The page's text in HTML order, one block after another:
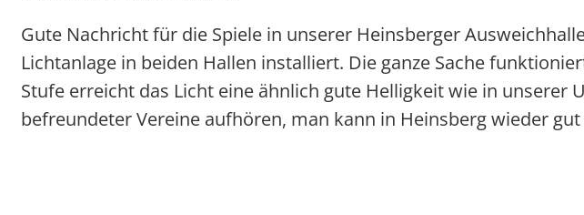
Gute Nachricht für die Spiele in unserer Heinsberger
Lichtanlage in beiden Hallen installiert. Die ganze Sache
Stufe erreicht das Licht eine ähnlich gute Helligkeit wie in unserer
befreundeter Vereine aufhören, man kann in Heinsberg wieder gut